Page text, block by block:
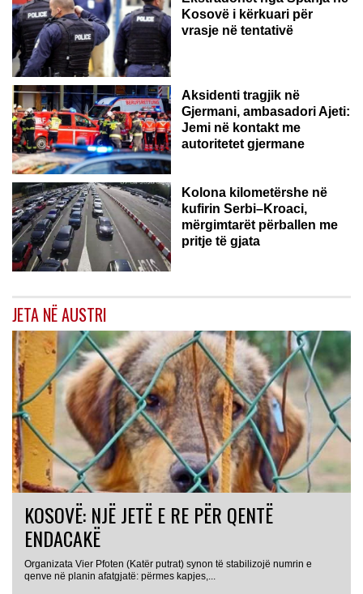
Kosovë i kërkuari për
vrasje në tentativë
GJERMANI
Aksidenti tragjik në
Gjermani, ambasadori Ajeti:
Jemi në kontakt me
autoritetet gjermane
Kolona kilometërshe në
kufirin Serbi–Kroaci,
mërgimtarët përballen me
pritje të gjata
JETA NË AUSTRI
KOSOVË: NJË JETË E RE PËR QENTË
ENDACAKË
Organizata Vier Pfoten (Katër putrat) synon të stabilizojë numrin e
qenve në planin afatgjatë: përmes kapjes,...